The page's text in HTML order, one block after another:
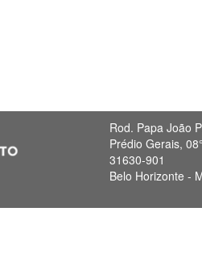
Rod. Papa João
Prédio Gerais,
31630-901
Belo Horizonte -